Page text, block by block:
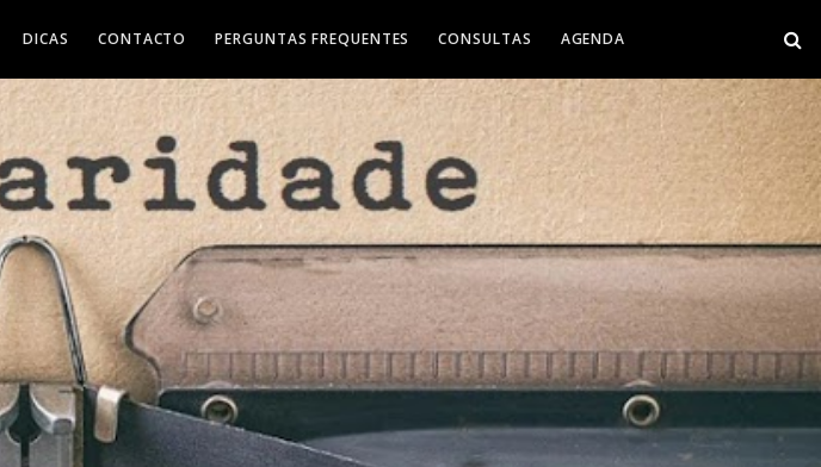
DICAS CONTACTO PERGUNTAS FREQUENTES CONSULTAS AGENDA